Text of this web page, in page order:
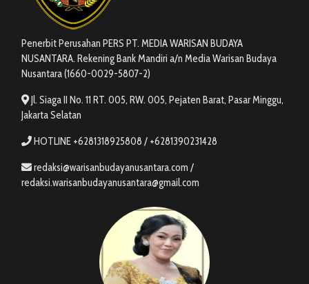
Penerbit Perusahan PERS PT. MEDIA WARISAN BUDAYA
NUSANTARA. Rekening Bank Mandiri a/n Media Warisan Budaya
Nusantara (1660-0029-5807-2)
Jl. Siaga II No. 11 RT. 005, RW. 005, Pejaten Barat, Pasar Minggu,
Jakarta Selatan
HOTLINE +6281318925808 / +6281390231428
redaksi@warisanbudayanusantara.com /
redaksi.warisanbudayanusantara@gmail.com